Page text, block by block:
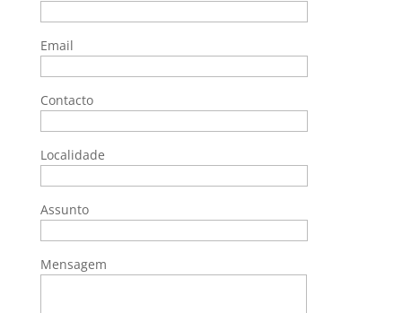
Email
Contacto
Localidade
Assunto
Mensagem